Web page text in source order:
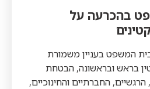
בהכרעה על
המשפט בעניין משמורת
בראש ובראשונה, הבטחת
החברתיים והחינוכיים,